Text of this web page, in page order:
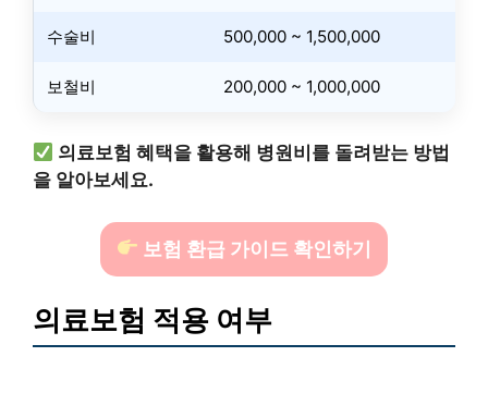
수술비 500,000 ~ 1,500,000
보철비 200,000 ~ 1,000,000
의료보험 혜택을 활용해 병원비를 돌려받는 방법
을 알아보세요.
보험 환급 가이드 확인하기
의료보험 적용 여부